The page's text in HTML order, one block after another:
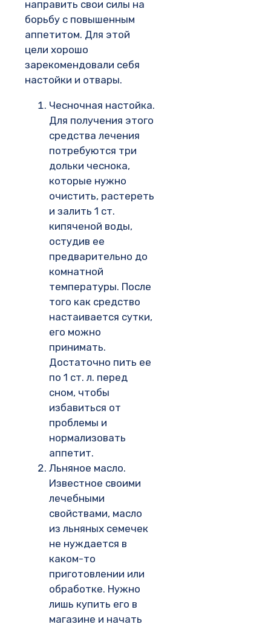
направить свои силы на
борьбу с повышенным
аппетитом. Для этой
цели хорошо
зарекомендовали себя
настойки и отвары.
Чесночная настойка.
Для получения этого
средства лечения
потребуются три
дольки чеснока,
которые нужно
очистить, растереть
и залить 1 ст.
кипяченой воды,
остудив ее
предварительно до
комнатной
температуры. После
того как средство
настаивается сутки,
его можно
принимать.
Достаточно пить ее
по 1 ст. л. перед
сном, чтобы
избавиться от
проблемы и
нормализовать
аппетит.
Льняное масло.
Известное своими
лечебными
свойствами, масло
из льняных семечек
не нуждается в
каком-то
приготовлении или
обработке. Нужно
лишь купить его в
магазине и начать